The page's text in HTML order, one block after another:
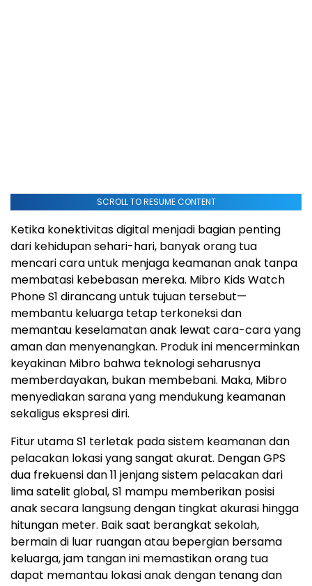
SCROLL TO RESUME CONTENT
Ketika konektivitas digital menjadi bagian penting
dari kehidupan sehari-hari, banyak orang tua
mencari cara untuk menjaga keamanan anak tanpa
membatasi kebebasan mereka. Mibro Kids Watch
Phone S1 dirancang untuk tujuan tersebut—
membantu keluarga tetap terkoneksi dan
memantau keselamatan anak lewat cara-cara yang
aman dan menyenangkan. Produk ini mencerminkan
keyakinan Mibro bahwa teknologi seharusnya
memberdayakan, bukan membebani. Maka, Mibro
menyediakan sarana yang mendukung keamanan
sekaligus ekspresi diri.
Fitur utama S1 terletak pada sistem keamanan dan
pelacakan lokasi yang sangat akurat. Dengan GPS
dua frekuensi dan 11 jenjang sistem pelacakan dari
lima satelit global, S1 mampu memberikan posisi
anak secara langsung dengan tingkat akurasi hingga
hitungan meter. Baik saat berangkat sekolah,
bermain di luar ruangan atau bepergian bersama
keluarga, jam tangan ini memastikan orang tua
dapat memantau lokasi anak dengan tenang dan